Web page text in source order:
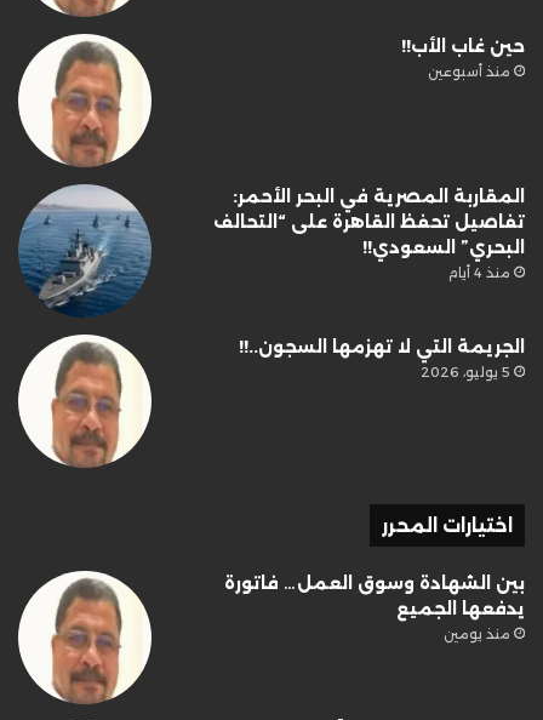
حين غاب الأب!!
منذ أسبوعين
المقاربة المصرية في البحر الأحمر:
تفاصيل تحفظ القاهرة على “التحالف
البحري” السعودي!!
منذ 4 أيام
الجريمة التي لا تهزمها السجون..!!
5 يوليو، 2026
اختيارات المحرر
بين الشهادة وسوق العمل… فاتورة
يدفعها الجميع
منذ يومين